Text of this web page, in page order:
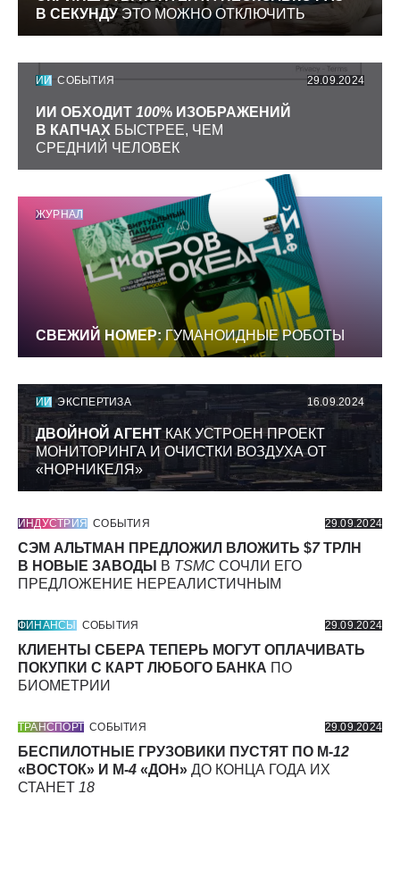
В СЕКУНДУЭТО МОЖНО ОТКЛЮЧИТЬ
ИИ СОБЫТИЯ 29.09.2024
ИИ ОБХОДИТ 100% ИЗОБРАЖЕНИЙ
В КАПЧАХ БЫСТРЕЕ, ЧЕМ
СРЕДНИЙ ЧЕЛОВЕК
ЖУРНАЛ
СВЕЖИЙ НОМЕР: ГУМАНОИДНЫЕ РОБОТЫ
ИИ ЭКСПЕРТИЗА 16.09.2024
ДВОЙНОЙ АГЕНТКАК УСТРОЕН ПРОЕКТ
МОНИТОРИНГА И ОЧИСТКИ ВОЗДУХА ОТ
«НОРНИКЕЛЯ»
ИНДУСТРИЯ СОБЫТИЯ 29.09.2024
СЭМ АЛЬТМАН ПРЕДЛОЖИЛ ВЛОЖИТЬ $7ТРЛН
В НОВЫЕ ЗАВОДЫ
В TSMC СОЧЛИ ЕГО
ПРЕДЛОЖЕНИЕ НЕРЕАЛИСТИЧНЫМ
ФИНАНСЫ СОБЫТИЯ 29.09.2024
КЛИЕНТЫ СБЕРА ТЕПЕРЬ МОГУТ ОПЛАЧИВАТЬ
ПОКУПКИ С КАРТ ЛЮБОГО БАНКА ПО
БИОМЕТРИИ
ТРАНСПОРТ СОБЫТИЯ 29.09.2024
БЕСПИЛОТНЫЕ ГРУЗОВИКИ ПУСТЯТ ПО М-12
«ВОСТОК» И М-4 «ДОН» ДО КОНЦА ГОДА ИХ
СТАНЕТ 18